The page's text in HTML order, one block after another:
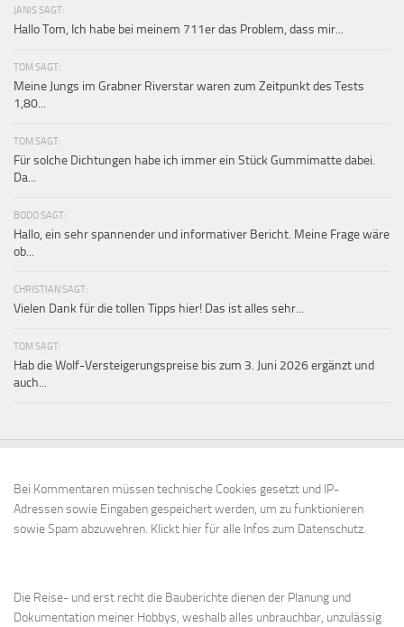
JANIS SAGT:
Hallo Tom, Ich habe bei meinem 711er das Problem, dass mir...
TOM SAGT:
Meine Jungs im Grabner Riverstar waren zum Zeitpunkt des Tests
1,80...
TOM SAGT:
Für solche Dichtungen habe ich immer ein Stück Gummimatte dabei.
Da...
BODO SAGT:
Hallo, ein sehr spannender und informativer Bericht. Meine Frage wäre
ob...
CHRISTIAN SAGT:
Vielen Dank für die tollen Tipps hier! Das ist alles sehr...
TOM SAGT:
Hab die Wolf-Versteigerungspreise bis zum 3. Juni 2026 ergänzt und
auch...
Bei Kommentaren müssen technische Cookies gesetzt und IP-
Adressen sowie Eingaben gespeichert werden, um zu funktionieren
sowie Spam abzuwehren. Klickt hier für alle Infos zum Datenschutz.
Die Reise- und erst recht die Bauberichte dienen der Planung und
Dokumentation meiner Hobbys, weshalb alles unbrauchbar, unzulässig